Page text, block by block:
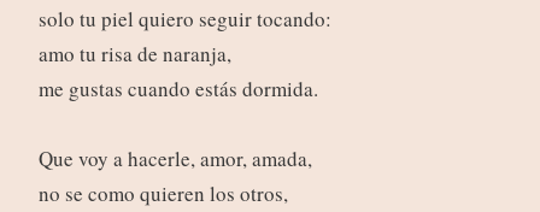
solo tu piel quiero seguir tocando:
amo tu risa de naranja,
me gustas cuando estás dormida.
Que voy a hacerle, amor, amada,
no se como quieren los otros,